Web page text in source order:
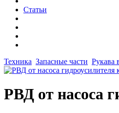
Статьи
Техника Запасные части Рукава
РВД от насоса